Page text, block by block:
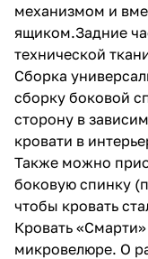
механизмом и
ящиком.Задние
технической
Сборка
сборку боковой
сторону в
кровати в
Также можно
боковую спинку
чтобы кровать
Кровать «Смарти»
микровелюре. О